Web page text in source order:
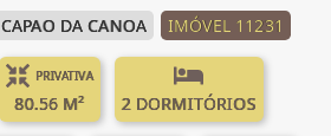
CAPAO DA CANOA IMÓVEL 11231
PRIVATIVA
80.56 M² 2 DORMITÓRIOS